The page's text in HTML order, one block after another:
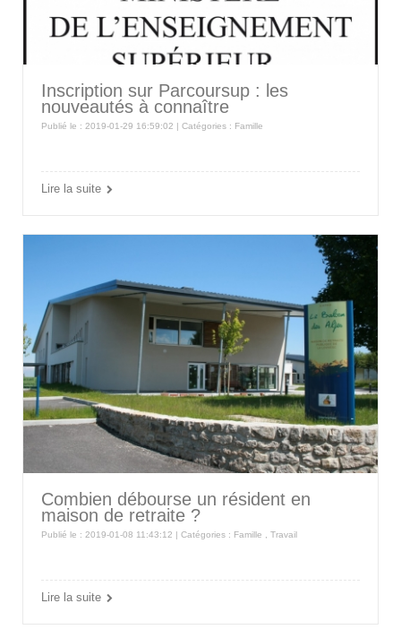
Inscription sur Parcoursup : les
nouveautés à connaître
Publié le : 2019-01-29 16:59:02 | Catégories : Famille
Lire la suite
Combien débourse un résident en
maison de retraite ?
Publié le : 2019-01-08 11:43:12 | Catégories : Famille Travail
Lire la suite